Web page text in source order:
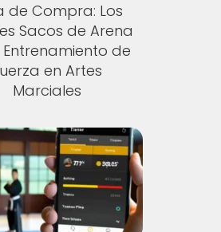
de Compra: Los
Sacos de Arena
de
en Artes
Marciales